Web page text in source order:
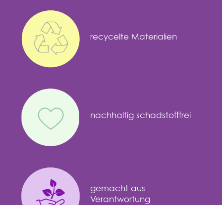
recycelte Materialien
nachhaltig schadstofffrei
gemacht aus
Verantwortung